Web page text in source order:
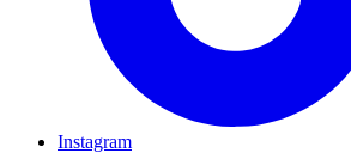
Instagram